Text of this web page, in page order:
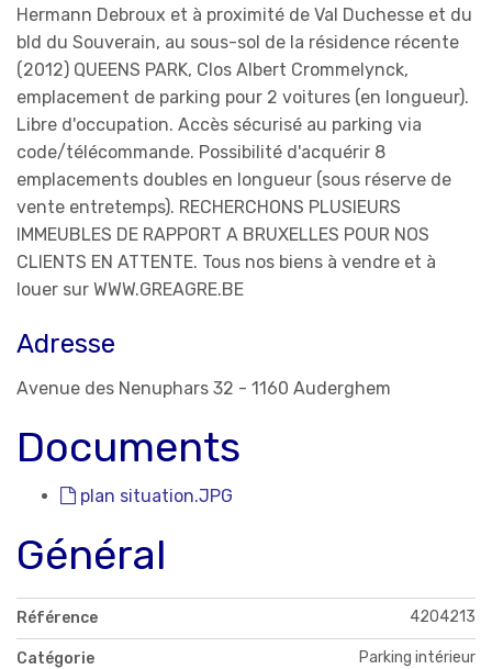
Hermann Debroux et à proximité de Val Duchesse et du
bld du Souverain, au sous-sol de la résidence récente
(2012) QUEENS PARK, Clos Albert Crommelynck,
emplacement de parking pour 2 voitures (en longueur).
Libre d'occupation. Accès sécurisé au parking via
code/télécommande. Possibilité d'acquérir 8
emplacements doubles en longueur (sous réserve de
vente entretemps). RECHERCHONS PLUSIEURS
IMMEUBLES DE RAPPORT A BRUXELLES POUR NOS
CLIENTS EN ATTENTE. Tous nos biens à vendre et à
louer sur WWW.GREAGRE.BE
Adresse
Avenue des Nenuphars 32 - 1160 Auderghem
Documents
plan situation.JPG
Général
Référence 4204213
Catégorie Parking intérieur